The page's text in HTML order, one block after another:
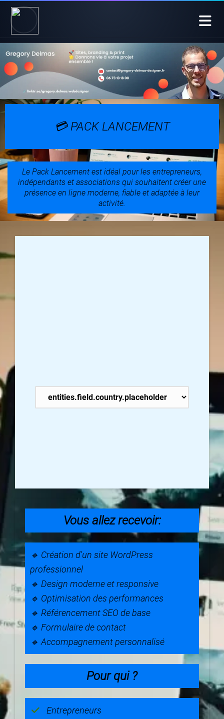
Accueil
Blog
À propos
Contact
🚀 Appel découverte
💳 PACK LANCEMENT
Le Pack Lancement est idéal pour les entrepreneurs,
indépendants et associations qui souhaitent créer une
présence en ligne moderne, fiable et adaptée à leur
activité.
Vous allez recevoir:
🔹 Création d'un site WordPress
professionnel
🔹 Design moderne et responsive
🔹 Optimisation des performances
🔹 Référencement SEO de base
🔹 Formulaire de contact
🔹 Accompagnement personnalisé
Pour qui ?
Entrepreneurs